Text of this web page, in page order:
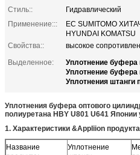
Стиль::
Гидравлический
Применение:::
EC SUMITOMO
HYUNDAI KOMATSU
Свойства::
высокое
Выделенное:
Уплотнение буфера
Уплотнение буфера
Уплотнения штанги
Уплотнения буфера оптового
полиуретана HBY U801 U641
1. Характеристики &Appliion продукта
Название
Уплотнение